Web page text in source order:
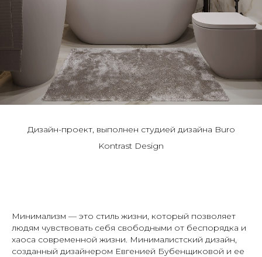
Дизайн-проект, выполнен студией дизайна Buro
Kontrast Design
Минимализм — это стиль жизни, который позволяет
людям чувствовать себя свободными от беспорядка и
хаоса современной жизни. Минималистский дизайн,
созданный дизайнером Евгенией Бубенщиковой и ее